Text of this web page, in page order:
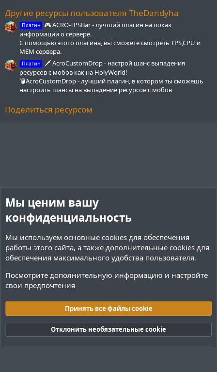
Другие ресурсы пользователя TheDandyha
Плагин
🎮 ACRO-TPSBar - лучший плагин на показ
информации о сервере.
С помощью этого плагина, вы сможете смотреть TPS,CPU и
MEM сервера.
Плагин
🗡️ AcroCustomDrop - настрой шанс выпадения
ресурсов с мобов как на HolyWorld!
💣AcroCustomDrop - лучший плагин, в котором ты сможешь
настроить шансы на выпадение ресурсов с мобов
Поделиться ресурсом
Cookies Тёмная (2020)
Русский (RU)
Обратная связь
Условия и правила
Политика конфиденциальности
Помощь
R
Мы ценим вашу
конфиденциальность
Мы используем основные cookies для обеспечения
работы этого сайта, а также дополнительные cookies для
обеспечения максимального удобства пользователя.
Посмотрите дополнительную информацию и настройте
свои предпочтения
Принять все файлы cookie
Отклонить необязательные cookie